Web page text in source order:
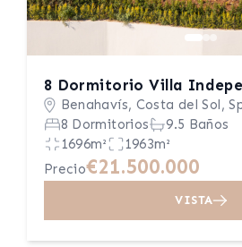
8 Dormitorio Villa
Benahavís, Costa del Sol,
8 Dormitorios
9.5 Baños
1696m²
1963m²
Precio€21.500.000
VISTA